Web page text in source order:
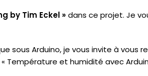
by Tim Eckel » dans ce projet. Je
sous Arduino, je vous invite à vous
« Température et humidité avec